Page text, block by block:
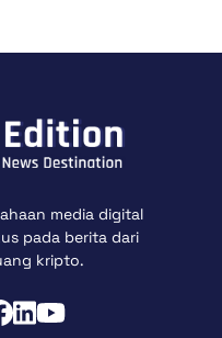
media digital
pada berita dari
kripto.